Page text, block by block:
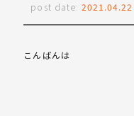
post date: 2021.04.22
こんばんは